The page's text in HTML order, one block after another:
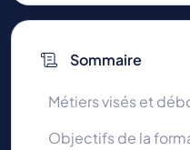
Sommaire
Métiers visés et
Objectifs de la